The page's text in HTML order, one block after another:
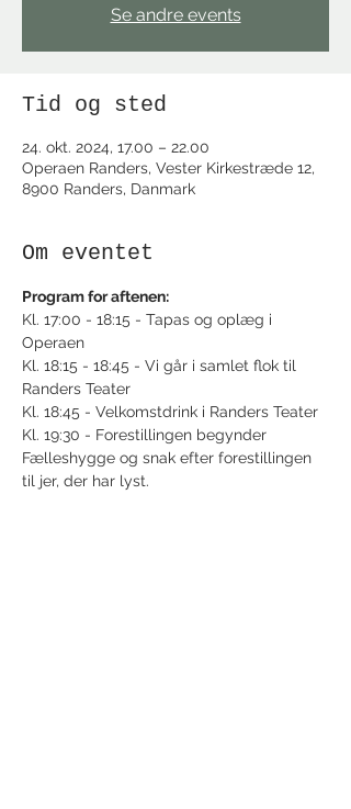
Se andre events
Tid og sted
24. okt. 2024, 17.00 – 22.00
Operaen Randers, Vester Kirkestræde 12,
8900 Randers, Danmark
Om eventet
Program for aftenen:
Kl. 17:00 - 18:15 - Tapas og oplæg i
Operaen
Kl. 18:15 - 18:45 - Vi går i samlet flok til
Randers Teater
Kl. 18:45 - Velkomstdrink i Randers Teater
Kl. 19:30 - Forestillingen begynder
Fælleshygge og snak efter forestillingen
til jer, der har lyst.